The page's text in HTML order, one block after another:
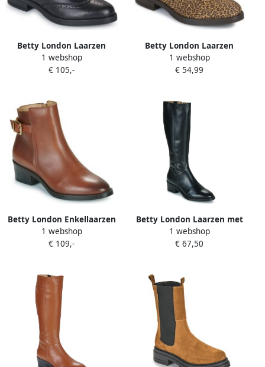
Betty London Laarzen
NELLA
1 webshop
€ 105,-
Betty London Laarzen
NORA
1 webshop
€ 54,99
Betty London Enkellaarzen
ANNA
1 webshop
€ 109,-
Betty London Laarzen met
hakken ALICIA
1 webshop
€ 67,50